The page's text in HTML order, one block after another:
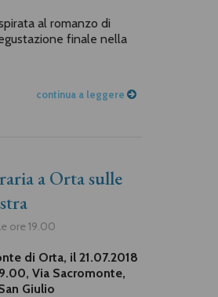
al romanzo di
finale nella
continua a leggere
a Orta sulle
ore 19.00
di Orta, il 21.07.2018
Via Sacromonte,
Giulio